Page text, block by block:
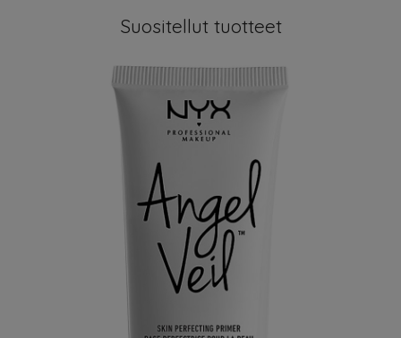
Suositellut tuotteet